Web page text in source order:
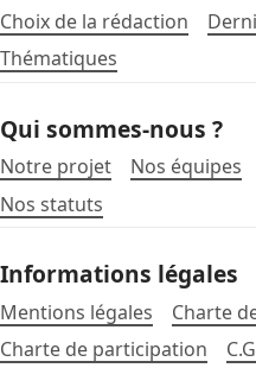
Choix de la rédaction
Thématiques
Qui sommes-nous ?
Notre projet Nos équipes
Nos statuts
Informations légales
Mentions légales
Charte
Charte de participation